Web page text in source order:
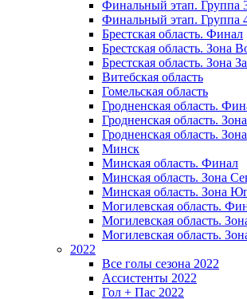
Финальный этап. Группа
Финальный этап. Группа
Брестская область. Финал
Брестская область. Зона
Брестская область. Зона
Витебская область
Гомельская область
Гродненская область.
Гродненская область.
Гродненская область.
Минск
Минская область. Финал
Минская область. Зона
Минская область. Зона
Могилевская область.
Могилевская область.
Могилевская область.
2022
Все голы сезона 2022
Ассистенты 2022
Гол + Пас 2022